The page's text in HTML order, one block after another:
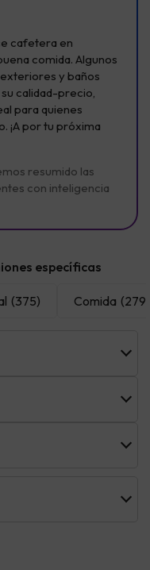
cafetera en
comida. Algunos
y baños
calidad-precio,
para quienes
¡A por tu próxima
resumido las
con inteligencia
específicas
(375) Comida (279)